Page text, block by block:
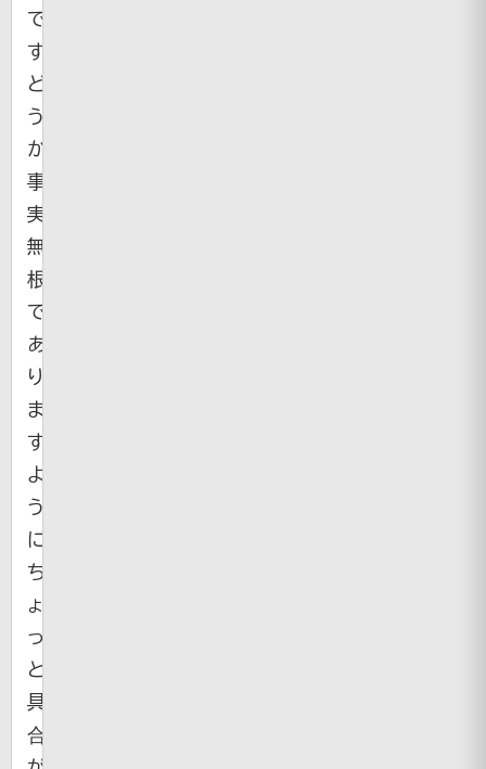
で
す・・・。
ど
う
か
事
実
無
根
で
あ
り
ま
す
よ
う
に。
ち
ょ
っ
と
具
合